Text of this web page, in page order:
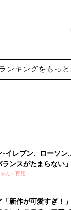
ランキングをもっと
-イレブン、ローソ
ランスがたまらない
ん・育児
「新作が可愛すぎ！